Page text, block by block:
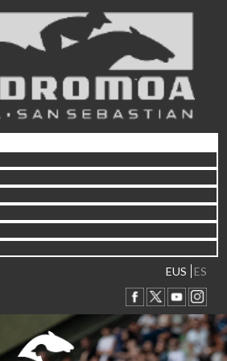
EUS ES
08 17:30 Abuztuaren 2a / 2 de
Abuztuaren 9a / 9 de
12:24 Abuztaren 12a / 12 de
17:05 Abuztuaren 15a / 15 de
17:30 Abuztuaren 23a / 23 de
17:30 Abuztuaren 30a / 30 de
11:15
17:30 Irailaren 6a / 6 de
Irailaren 13a / 13 de
09 11:30 Irailaren 30a / 30 de